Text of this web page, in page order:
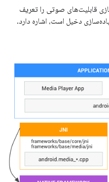
قابلیت‌های صوتی را تعریف
دخیل است، اشاره دارد.